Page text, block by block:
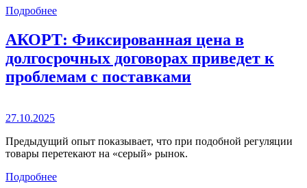
Подробнее
АКОРТ: Фиксированная цена в
долгосрочных договорах приведет к
проблемам с поставками
27.10.2025
Предыдущий опыт показывает, что при подобной регуляции
товары перетекают на «серый» рынок.
Подробнее